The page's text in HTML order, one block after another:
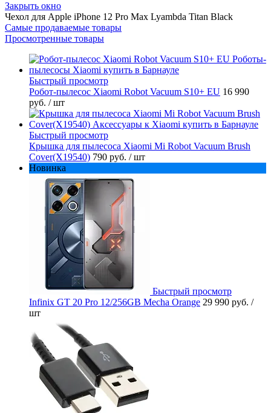
Закрыть окно
Чехол для Apple iPhone 12 Pro Max Lyambda Titan Black
Самые продаваемые товары
Просмотренные товары
Быстрый просмотр
Робот-пылесос Xiaomi Robot Vacuum S10+ EU 16 990
руб. / шт
Быстрый просмотр
Крышка для пылесоса Xiaomi Mi Robot Vacuum Brush
Cover(X19540) 790 руб. / шт
Новинка
Быстрый просмотр
Infinix GT 20 Pro 12/256GB Mecha Orange 29 990 руб. /
шт